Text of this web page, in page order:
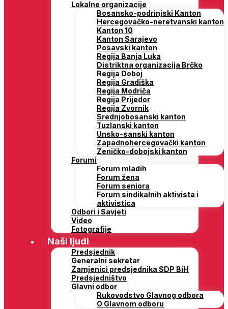
Lokalne organizacije
Bosansko-podrinjski Kanton
Hercegovačko-neretvanski kanton
Kanton 10
Kanton Sarajevo
Posavski kanton
Regija Banja Luka
Distriktna organizacija Brčko
Regija Doboj
Regija Gradiška
Regija Modriča
Regija Prijedor
Regija Zvornik
Srednjobosanski kanton
Tuzlanski kanton
Unsko-sanski kanton
Zapadnohercegovački kanton
Zeničko-dobojski kanton
Forumi
Forum mladih
Forum žena
Forum seniora
Forum sindikalnih aktivista i
aktivistica
Odbori i Savjeti
Video
Fotografije
Naši ljudi
Predsjednik
Generalni sekretar
Zamjenici predsjednika SDP BiH
Predsjedništvo
Glavni odbor
Rukovodstvo Glavnog odbora
O Glavnom odboru